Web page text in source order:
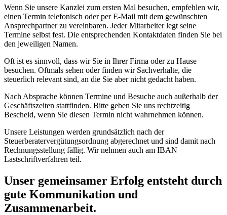
Wenn Sie unsere Kanzlei zum ersten Mal besuchen, empfehlen wir,
einen Termin telefonisch oder per E-Mail mit dem gewünschten
Ansprechpartner zu vereinbaren. Jeder Mitarbeiter legt seine
Termine selbst fest. Die entsprechenden Kontaktdaten finden Sie bei
den jeweiligen Namen.
Oft ist es sinnvoll, dass wir Sie in Ihrer Firma oder zu Hause
besuchen. Oftmals sehen oder finden wir Sachverhalte, die
steuerlich relevant sind, an die Sie aber nicht gedacht haben.
Nach Absprache können Termine und Besuche auch außerhalb der
Geschäftszeiten stattfinden. Bitte geben Sie uns rechtzeitig
Bescheid, wenn Sie diesen Termin nicht wahrnehmen können.
Unsere Leistungen werden grundsätzlich nach der
Steuerberatervergütungsordnung abgerechnet und sind damit nach
Rechnungsstellung fällig. Wir nehmen auch am IBAN
Lastschriftverfahren teil.
Unser gemeinsamer Erfolg entsteht durch
gute Kommunikation und
Zusammenarbeit.